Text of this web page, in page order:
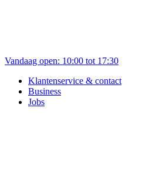
Vandaag open: 10:00 tot 17:30
Klantenservice & contact
Business
Jobs